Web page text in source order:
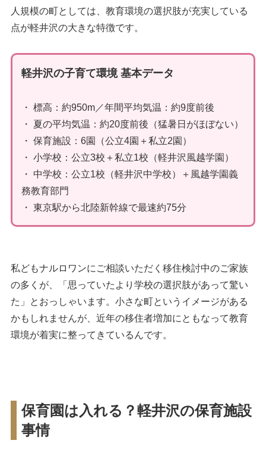
人規模の町としては、教育環境の選択肢が充実している
点が軽井沢の大きな特徴です。
軽井沢の子育て環境 基本データ
・ 標高：約950m／年間平均気温：約9度前後
・ 夏の平均気温：約20度前後（猛暑日がほぼない）
・ 保育施設：6園（公立4園＋私立2園）
・ 小学校：公立3校＋私立1校（軽井沢風越学園）
・ 中学校：公立1校（軽井沢中学校）＋風越学園義
務教育部門
・ 東京駅から北陸新幹線で最速約75分
私どもナルロワンにご相談いただく移住検討中のご家族
の多くが、「思っていたより学校の選択肢があって驚い
た」とおっしゃいます。小さな町というイメージがある
かもしれませんが、近年の移住者増加にともなって教育
環境が着実に整ってきているんです。
保育園は入れる？軽井沢の保育施設
事情